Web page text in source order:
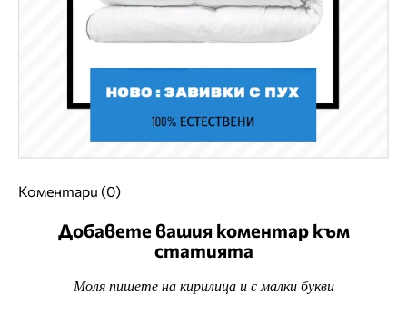
Коментари (0)
Добавете вашия коментар към
статията
Моля пишете на кирилица и с малки букви